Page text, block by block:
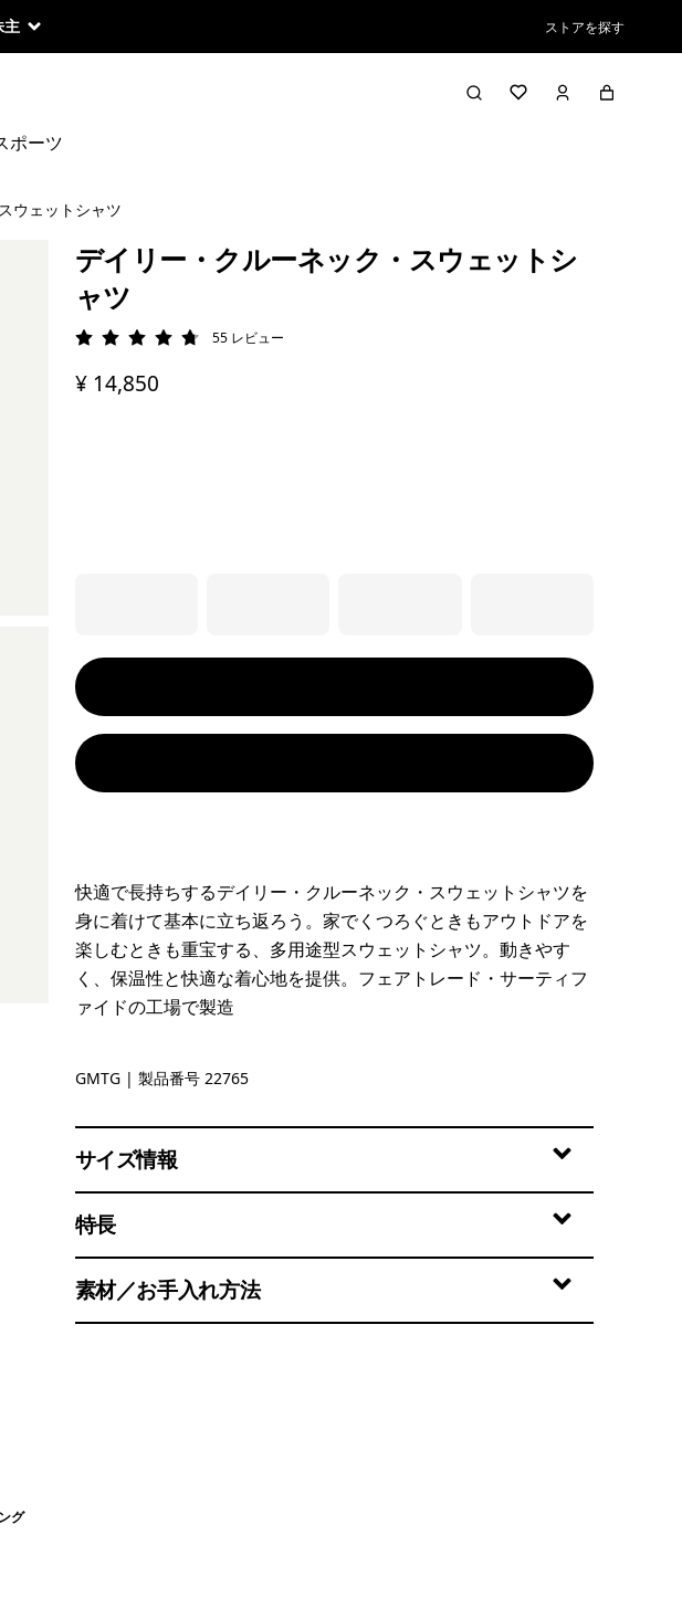
主 ストアを探す
ポーツ
ウェットシャツ
デイリー・クルーネック・スウェットシ
ャツ
評価: 4.7 / 5
55 レビュー
¥ 14,850
快適で長持ちするデイリー・クルーネック・スウェットシャツを
身に着けて基本に立ち返ろう。家でくつろぐときもアウトドアを
楽しむときも重宝する、多用途型スウェットシャツ。動きやす
く、保温性と快適な着心地を提供。フェアトレード・サーティフ
ァイドの工場で製造
Gumtree Green
GMTG | 製品番号 22765
サイズ情報
特長
素材／お手入れ方法
グ